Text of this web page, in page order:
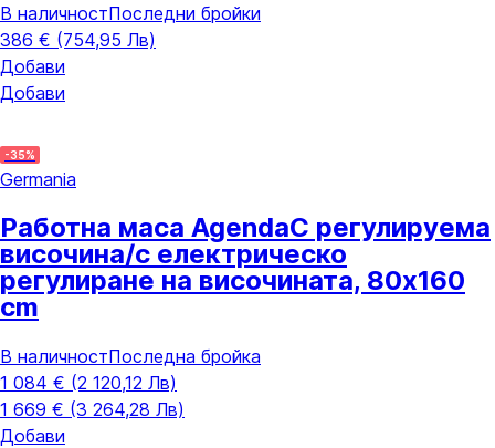
В наличностПоследни бройки
386 € (754,95 Лв)
Добави
Добави
-35%
Germania
Работна маса AgendaС регулируема
височина/с електрическо
регулиране на височината, 80x160
cm
В наличностПоследна бройка
1 084 € (2 120,12 Лв)
1 669 € (3 264,28 Лв)
Добави